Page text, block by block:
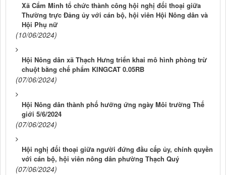
Xã Cẩm Minh tổ chức thành công hội nghị đối thoại giữa
Thường trực Đảng ủy với cán bộ, hội viên Hội Nông dân và
Hội Phụ nữ
(10/06/2024)
Hội Nông dân xã Thạch Hưng triển khai mô hình phòng trừ
chuột bằng chế phẩm KINGCAT 0.05RB
(07/06/2024)
Hội Nông dân thành phố hưởng ứng ngày Môi trường Thế
giới 5/6/2024
(07/06/2024)
Hội nghị đối thoại giữa người đứng đầu cấp ủy, chính quyền
với cán bộ, hội viên nông dân phường Thạch Quý
(07/06/2024)